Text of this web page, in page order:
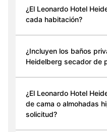
¿El Leonardo Hotel
cada habitación?
¿Incluyen los baños
Heidelberg secador de
¿El Leonardo Hotel
de cama o almohadas
solicitud?